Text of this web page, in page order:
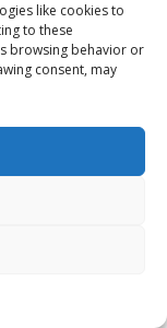
like cookies to
to these
browsing behavior or
consent, may